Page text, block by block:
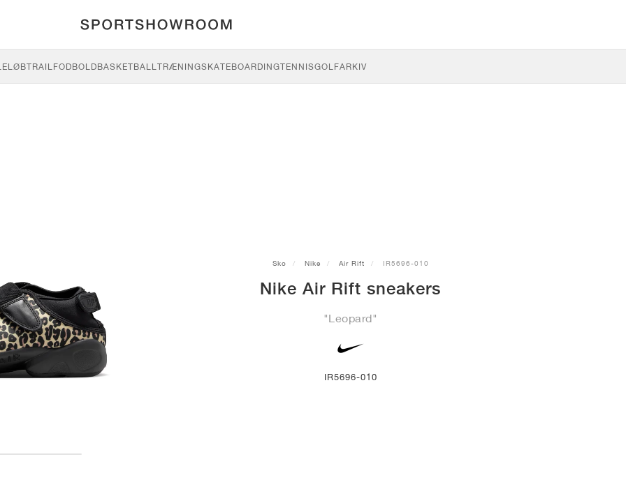
LØBTRAILFODBOLDBASKETBALLTRÆNINGSKATEBOARDINGTENNISGOLFARKIV
Sko Nike Air Rift IR5696-010
Nike Air Rift sneakers
"Leopard"
IR5696-010